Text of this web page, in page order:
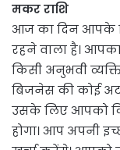
मकर राशि
आज का दिन आपके
रहने वाला है।
किसी अनुभवी
बिजनेस की कोई
उसके लिए आपको
होगा। आप अपनी